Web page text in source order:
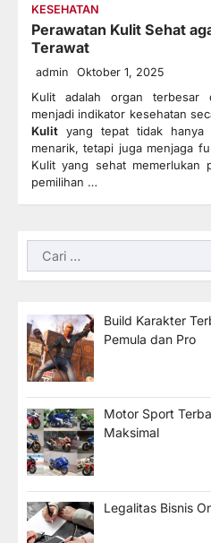
KESEHATAN
Perawatan Kulit Sehat
Terawat
admin Oktober 1, 2025
Kulit adalah organ terbesar
menjadi indikator kesehatan
Kulit yang tepat tidak hanya
menarik, tetapi juga menjaga
Kulit yang sehat memerlukan
pemilihan …
Cari
untuk:
Build Karakter
Pemula dan Pro
Motor Sport
Maksimal
Legalitas Bisnis